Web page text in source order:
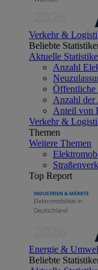
Verkehr &
Beliebte
Aktuelle
Anzahl
Öffentliche
Anzahl der
Anteil von
Verkehr &
Themen
Weitere Themen
Top Report
Energie &
Beliebte